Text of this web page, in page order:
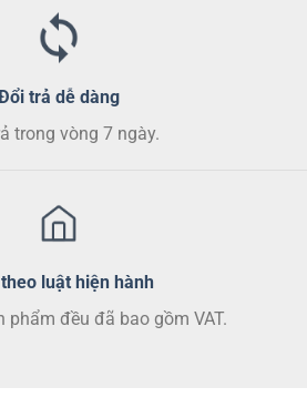
trả dễ dàng
trong vòng 7 ngày.
luật hiện hành
phẩm đều đã bao gồm VAT.